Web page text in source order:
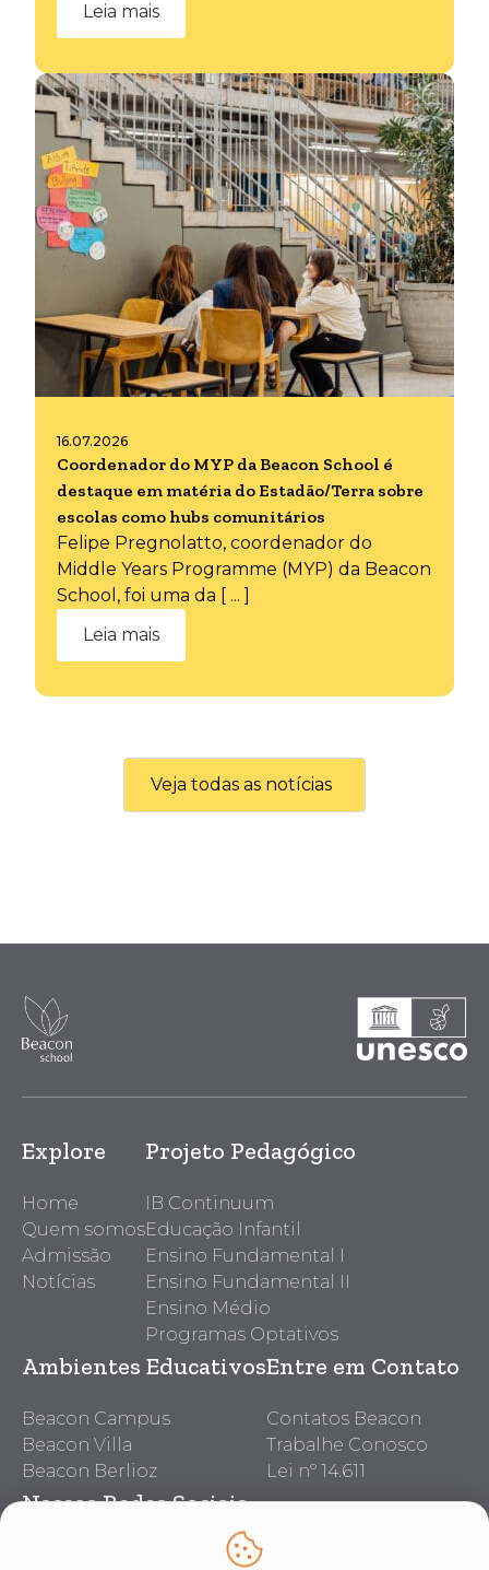
Leia mais
16.07.2026
Coordenador do MYP da Beacon School é
destaque em matéria do Estadão/Terra sobre
escolas como hubs comunitários
Felipe Pregnolatto, coordenador do
Middle Years Programme (MYP) da Beacon
School, foi uma da [ ... ]
Leia mais
Veja todas as notícias
Explore
Home
Quem somos
Admissão
Notícias
Projeto Pedagógico
IB Continuum
Educação Infantil
Ensino Fundamental I
Ensino Fundamental II
Ensino Médio
Programas Optativos
Ambientes Educativos
Beacon Campus
Beacon Villa
Beacon Berlioz
Entre em Contato
Contatos Beacon
Trabalhe Conosco
Lei nº 14.611
Nossas Redes Sociais